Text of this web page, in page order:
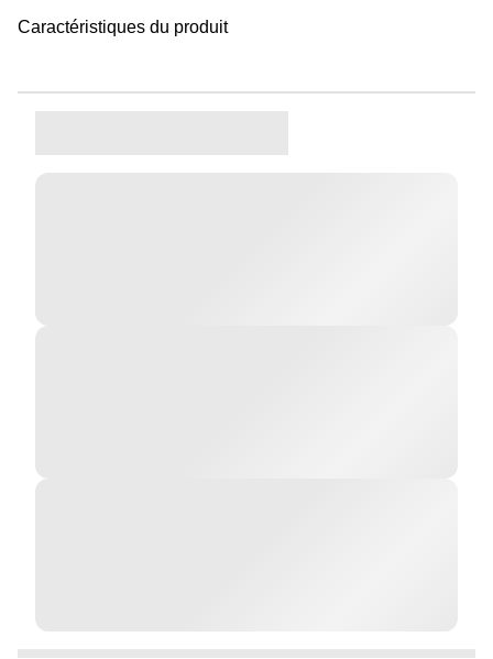
Caractéristiques du produit